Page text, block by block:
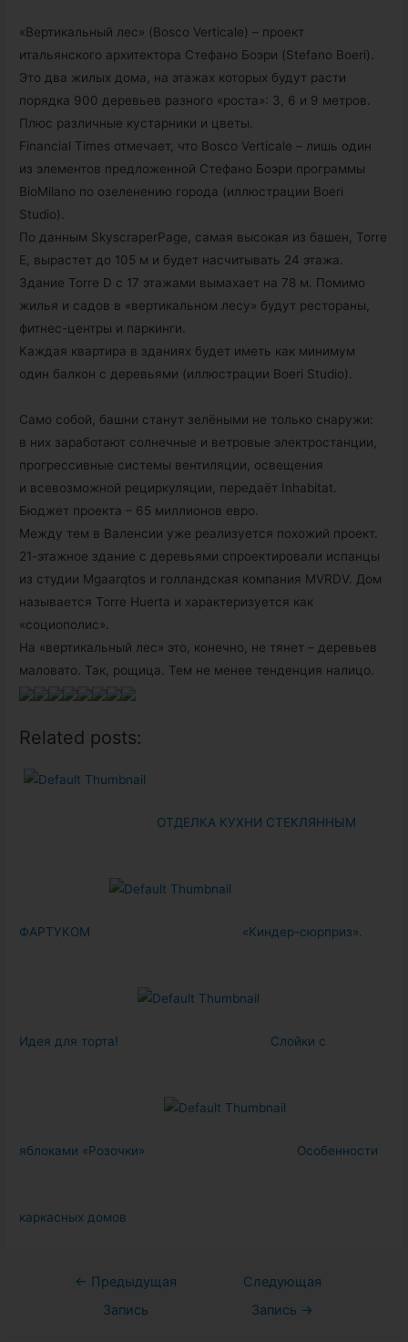
«Вертикальный лес» (Bosco Verticale) – проект
итальянского архитектора Стефано Боэри (Stefano Boeri).
Это два жилых дома, на этажах которых будут расти
порядка 900 деревьев разного «роста»: 3, 6 и 9 метров.
Плюс различные кустарники и цветы.
Financial Times отмечает, что Bosco Verticale – лишь один
из элементов предложенной Стефано Боэри программы
BioMilano по озеленению города (иллюстрации Boeri
Studio).
По данным SkyscraperPage, самая высокая из башен, Torre
E, вырастет до 105 м и будет насчитывать 24 этажа.
Здание Torre D с 17 этажами вымахает на 78 м. Помимо
жилья и садов в «вертикальном лесу» будут рестораны,
фитнес-центры и паркинги.
Каждая квартира в зданиях будет иметь как минимум
один балкон с деревьями (иллюстрации Boeri Studio).
Само собой, башни станут зелёными не только снаружи:
в них заработают солнечные и ветровые электростанции,
прогрессивные системы вентиляции, освещения
и всевозможной рециркуляции, передаёт Inhabitat.
Бюджет проекта – 65 миллионов евро.
Между тем в Валенсии уже реализуется похожий проект.
21-этажное здание с деревьями спроектировали испанцы
из студии Mgaarqtos и голландская компания MVRDV. Дом
называется Torre Huerta и характеризуется как
«социополис».
На «вертикальный лес» это, конечно, не тянет – деревьев
маловато. Так, рощица. Тем не менее тенденция налицо.
Related posts:
ОТДЕЛКА КУХНИ СТЕКЛЯННЫМ
ФАРТУКОМ «Киндер-сюрприз».
Идея для торта! Слойки с
яблоками «Розочки» Особенности
каркасных домов
Навигация
← Предыдущая
Запись
Следующая
Запись →